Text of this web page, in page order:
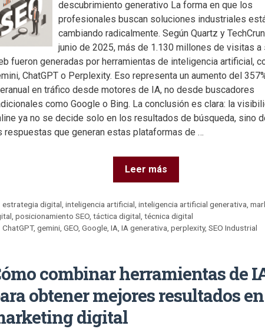
descubrimiento generativo La forma en que los
profesionales buscan soluciones industriales
cambiando radicalmente. Según Quartz y
junio de 2025, más de 1.130 millones de visitas
fueron generadas por herramientas de inteligencia artificial,
ChatGPT o Perplexity. Eso representa un aumento del
en tráfico desde motores de IA, no desde buscadores
como Google o Bing. La conclusión es clara: la
ya no se decide solo en los resultados de búsqueda, sino
respuestas que generan estas plataformas de …
Leer más
estrategia digital ,inteligencia artificial ,inteligencia artificial generativa ,
posicionamiento SEO táctica digital técnica digital
ChatGPT,gemini ,GEO ,Google ,IA ,IA generativa ,perplexity,SEO Industrial
combinar herramientas de
obtener mejores resultados en
digital